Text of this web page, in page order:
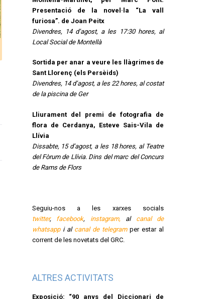
Presentació de la novel·la “La vall
furiosa”. de Joan Peitx
Divendres, 14 d’agost, a les 17:30 hores, al
Local Social de Montellà
Sortida per anar a veure les llàgrimes de
Sant Llorenç (els Persèids)
Divendres, 14 d’agost, a les 22 hores, al costat
de la piscina de Ger
Lliurament del premi de fotografia de
flora de Cerdanya, Esteve Sais-Vila de
Llívia
Dissabte, 15 d’agost, a les 18 hores, al Teatre
del Fòrum de Llívia. Dins del marc del Concurs
de Rams de Flors
Seguiu-nos a les xarxes socials
twitter, facebook, instagram,al canal de
whatsappi al canal de telegramper estar al
corrent de les novetats del GRC.
ALTRES ACTIVITATS
Exposició: “90 anys del Diccionari de